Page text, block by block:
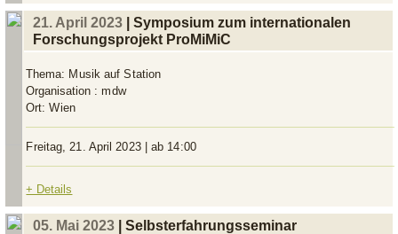
21. April 2023 | Symposium zum internationalen
Forschungsprojekt ProMiMiC
Thema: Musik auf Station
Organisation :mdw
Ort:Wien
Freitag, 21. April 2023 | ab 14:00
+ Details
05. Mai 2023 | Selbsterfahrungsseminar